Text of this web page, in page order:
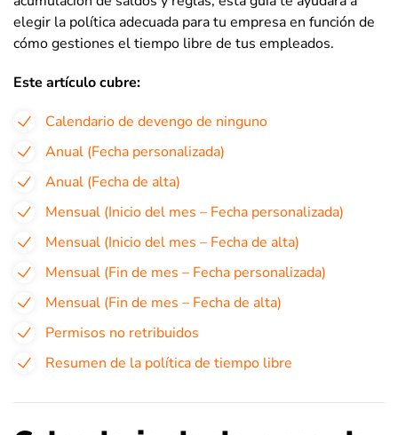
elegir la política adecuada para tu empresa en función de
cómo gestiones el tiempo libre de tus empleados.
Este artículo cubre:
Calendario de devengo de ninguno
Anual (Fecha personalizada)
Anual (Fecha de alta)
Mensual (Inicio del mes – Fecha personalizada)
Mensual (Inicio del mes – Fecha de alta)
Mensual (Fin de mes – Fecha personalizada)
Mensual (Fin de mes – Fecha de alta)
Permisos no retribuidos
Resumen de la política de tiempo libre